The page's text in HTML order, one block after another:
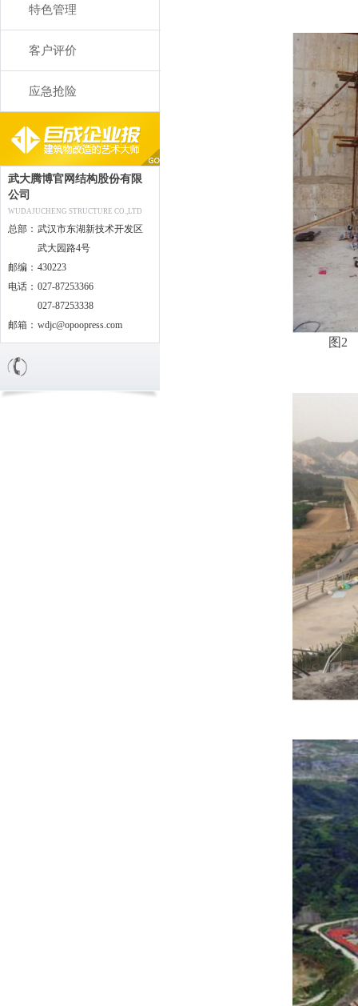
特色管理
客户评价
应急抢险
武大腾博官网结构股份有限
公司
WUDAJUCHENG STRUCTURE CO.,LTD
总部： 武汉市东湖新技术开发区
武大园路4号
邮编： 430223
电话： 027-87253366
027-87253338
邮箱： wdjc@opoopress.com
图